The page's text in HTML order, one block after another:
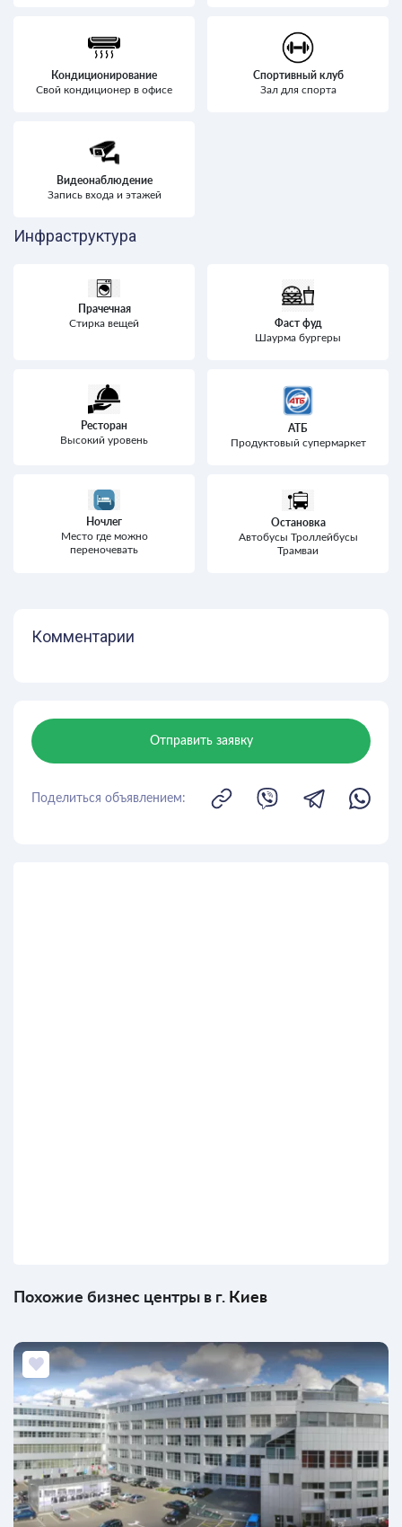
Кондиционирование
Свой кондиционер в офисе
Спортивный клуб
Зал для спорта
Видеонаблюдение
Запись входа и этажей
Инфраструктура
Прачечная
Стирка вещей Фаст фуд
Шаурма бургеры
Ресторан
Высокий уровень
АТБ
Продуктовый супермаркет
Ночлег
Место где можно
переночевать
Остановка
Автобусы Троллейбусы
Трамваи
Комментарии
Отправить заявку
Поделиться объявлением:
Похожие бизнес центры в г. Киев